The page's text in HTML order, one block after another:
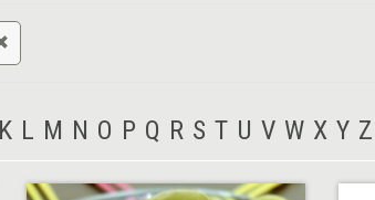
K L M N O P Q R S T U V W X Y Z